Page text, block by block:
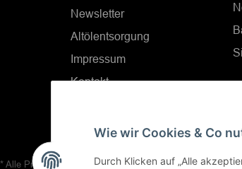
Newsletter
Altölentsorgung
Impressum
Kontakt
* Alle Preise inkl. gesetzlicher USt., zzgl.Versand
Wie wir Cookies & Co
Durch Klicken auf „Alle